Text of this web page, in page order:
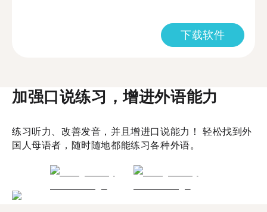
下载软件
加强口说练习，增进外语能力
练习听力、改善发音，并且增进口说能力！ 轻松找到外
国人母语者，随时随地都能练习各种外语。